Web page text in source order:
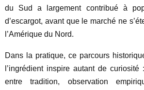
du Sud a largement contribué à
d’escargot, avant que le marché ne
l’Amérique du Nord.
Dans la pratique, ce parcours
l’ingrédient inspire autant de
entre tradition, observation